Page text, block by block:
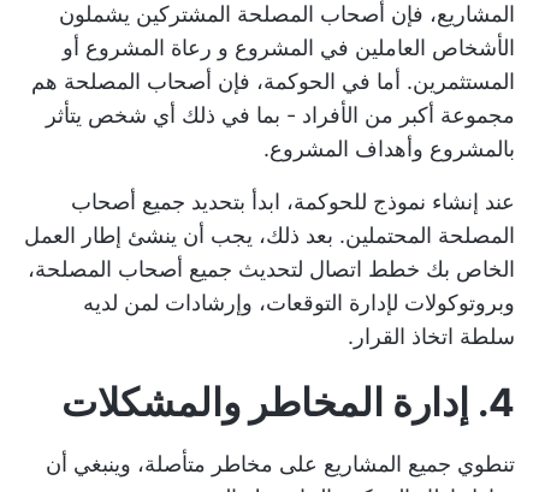
المشاريع، فإن أصحاب المصلحة المشتركين يشملون
الأشخاص العاملين في المشروع و رعاة المشروع أو
المستثمرين. أما في الحوكمة، فإن أصحاب المصلحة هم
مجموعة أكبر من الأفراد - بما في ذلك أي شخص يتأثر
بالمشروع وأهداف المشروع.
عند إنشاء نموذج للحوكمة، ابدأ بتحديد جميع أصحاب
المصلحة المحتملين. بعد ذلك، يجب أن ينشئ إطار العمل
الخاص بك خطط اتصال لتحديث جميع أصحاب المصلحة،
وبروتوكولات لإدارة التوقعات، وإرشادات لمن لديه
سلطة اتخاذ القرار.
4. إدارة المخاطر والمشكلات
تنطوي جميع المشاريع على مخاطر متأصلة، وينبغي أن